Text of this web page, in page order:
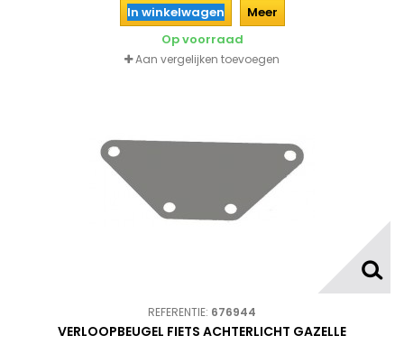
In winkelwagen
Meer
Op voorraad
Aan vergelijken toevoegen
REFERENTIE: 676944
VERLOOPBEUGEL FIETS ACHTERLICHT GAZELLE